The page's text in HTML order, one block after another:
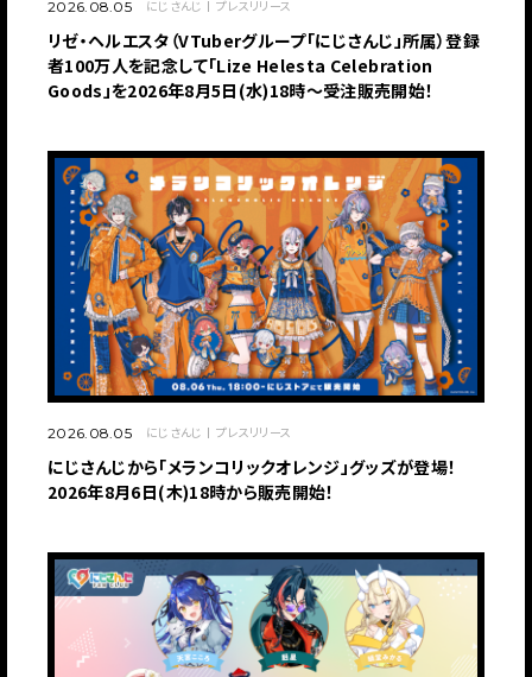
JP
2026.08.05 にじさんじ プレスリリース
リゼ・ヘルエスタ（VTuberグループ「にじさんじ」所属）登録
者100万人を記念して「Lize Helesta Celebration
Goods」を2026年8月5日(水)18時～受注販売開始！
2026.08.05 にじさんじ プレスリリース
にじさんじから「メランコリックオレンジ」グッズが登場！
2026年8月6日(木)18時から販売開始！